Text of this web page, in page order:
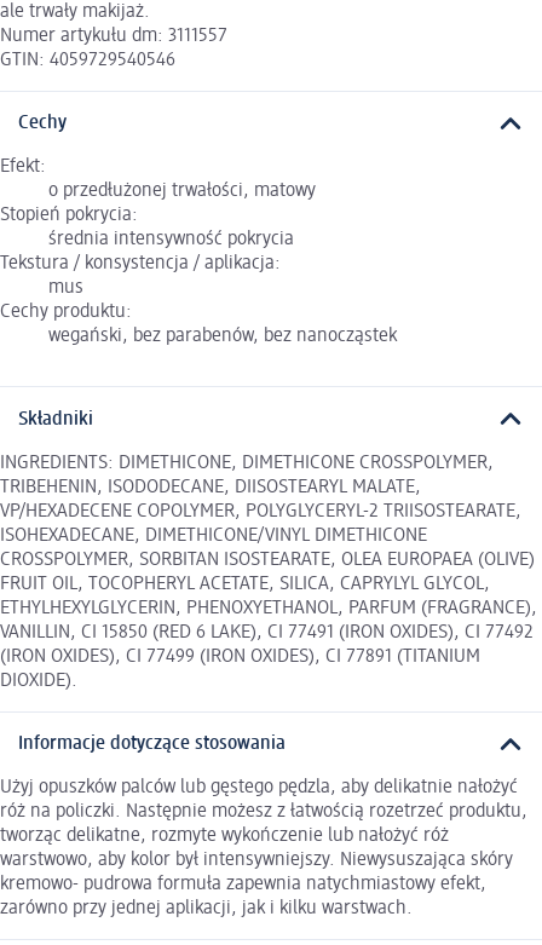
ale trwały makijaż.
Numer artykułu dm: 3111557
GTIN: 4059729540546
Cechy
Efekt:
o przedłużonej trwałości, matowy
Stopień pokrycia:
średnia intensywność pokrycia
Tekstura / konsystencja / aplikacja:
mus
Cechy produktu:
wegański, bez parabenów, bez nanocząstek
Składniki
INGREDIENTS: DIMETHICONE, DIMETHICONE CROSSPOLYMER,
TRIBEHENIN, ISODODECANE, DIISOSTEARYL MALATE,
VP/HEXADECENE COPOLYMER, POLYGLYCERYL-2 TRIISOSTEARATE,
ISOHEXADECANE, DIMETHICONE/VINYL DIMETHICONE
CROSSPOLYMER, SORBITAN ISOSTEARATE, OLEA EUROPAEA (OLIVE)
FRUIT OIL, TOCOPHERYL ACETATE, SILICA, CAPRYLYL GLYCOL,
ETHYLHEXYLGLYCERIN, PHENOXYETHANOL, PARFUM (FRAGRANCE),
VANILLIN, CI 15850 (RED 6 LAKE), CI 77491 (IRON OXIDES), CI 77492
(IRON OXIDES), CI 77499 (IRON OXIDES), CI 77891 (TITANIUM
DIOXIDE).
Informacje dotyczące stosowania
Użyj opuszków palców lub gęstego pędzla, aby delikatnie nałożyć
róż na policzki. Następnie możesz z łatwością rozetrzeć produktu,
tworząc delikatne, rozmyte wykończenie lub nałożyć róż
warstwowo, aby kolor był intensywniejszy. Niewysuszająca skóry
kremowo- pudrowa formuła zapewnia natychmiastowy efekt,
zarówno przy jednej aplikacji, jak i kilku warstwach.